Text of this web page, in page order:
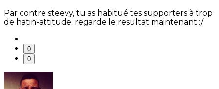
Par contre steevy, tu as habitué tes supporters à trop
de hatin-attitude. regarde le resultat maintenant :/
0
0